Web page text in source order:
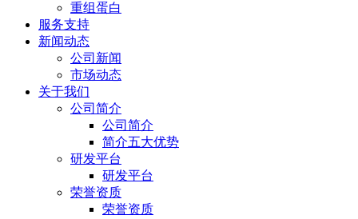
重组蛋白
服务支持
新闻动态
公司新闻
市场动态
关于我们
公司简介
公司简介
简介五大优势
研发平台
研发平台
荣誉资质
荣誉资质